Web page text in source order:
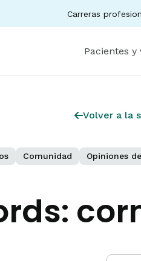
Carreras
Pacientes y
Volver a la
Comunidad Opiniones